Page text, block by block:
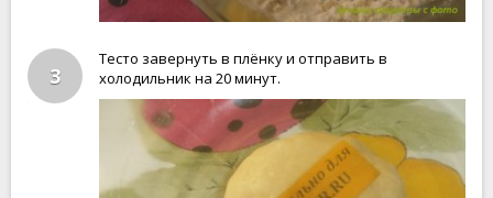
3
Тесто завернуть в плёнку и отправить в
холодильник на 20 минут.